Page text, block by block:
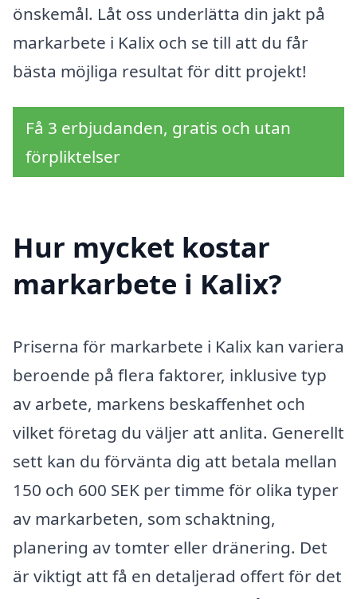
önskemål. Låt oss underlätta din jakt på
markarbete i Kalix och se till att du får
bästa möjliga resultat för ditt projekt!
Få 3 erbjudanden, gratis och utan
förpliktelser
Hur mycket kostar
markarbete i Kalix?
Priserna för markarbete i Kalix kan variera
beroende på flera faktorer, inklusive typ
av arbete, markens beskaffenhet och
vilket företag du väljer att anlita. Generellt
sett kan du förvänta dig att betala mellan
150 och 600 SEK per timme för olika typer
av markarbeten, som schaktning,
planering av tomter eller dränering. Det
är viktigt att få en detaljerad offert för det